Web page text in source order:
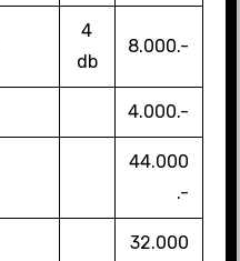
4
db
8.000.-
4.000.-
44.000
.-
32.000